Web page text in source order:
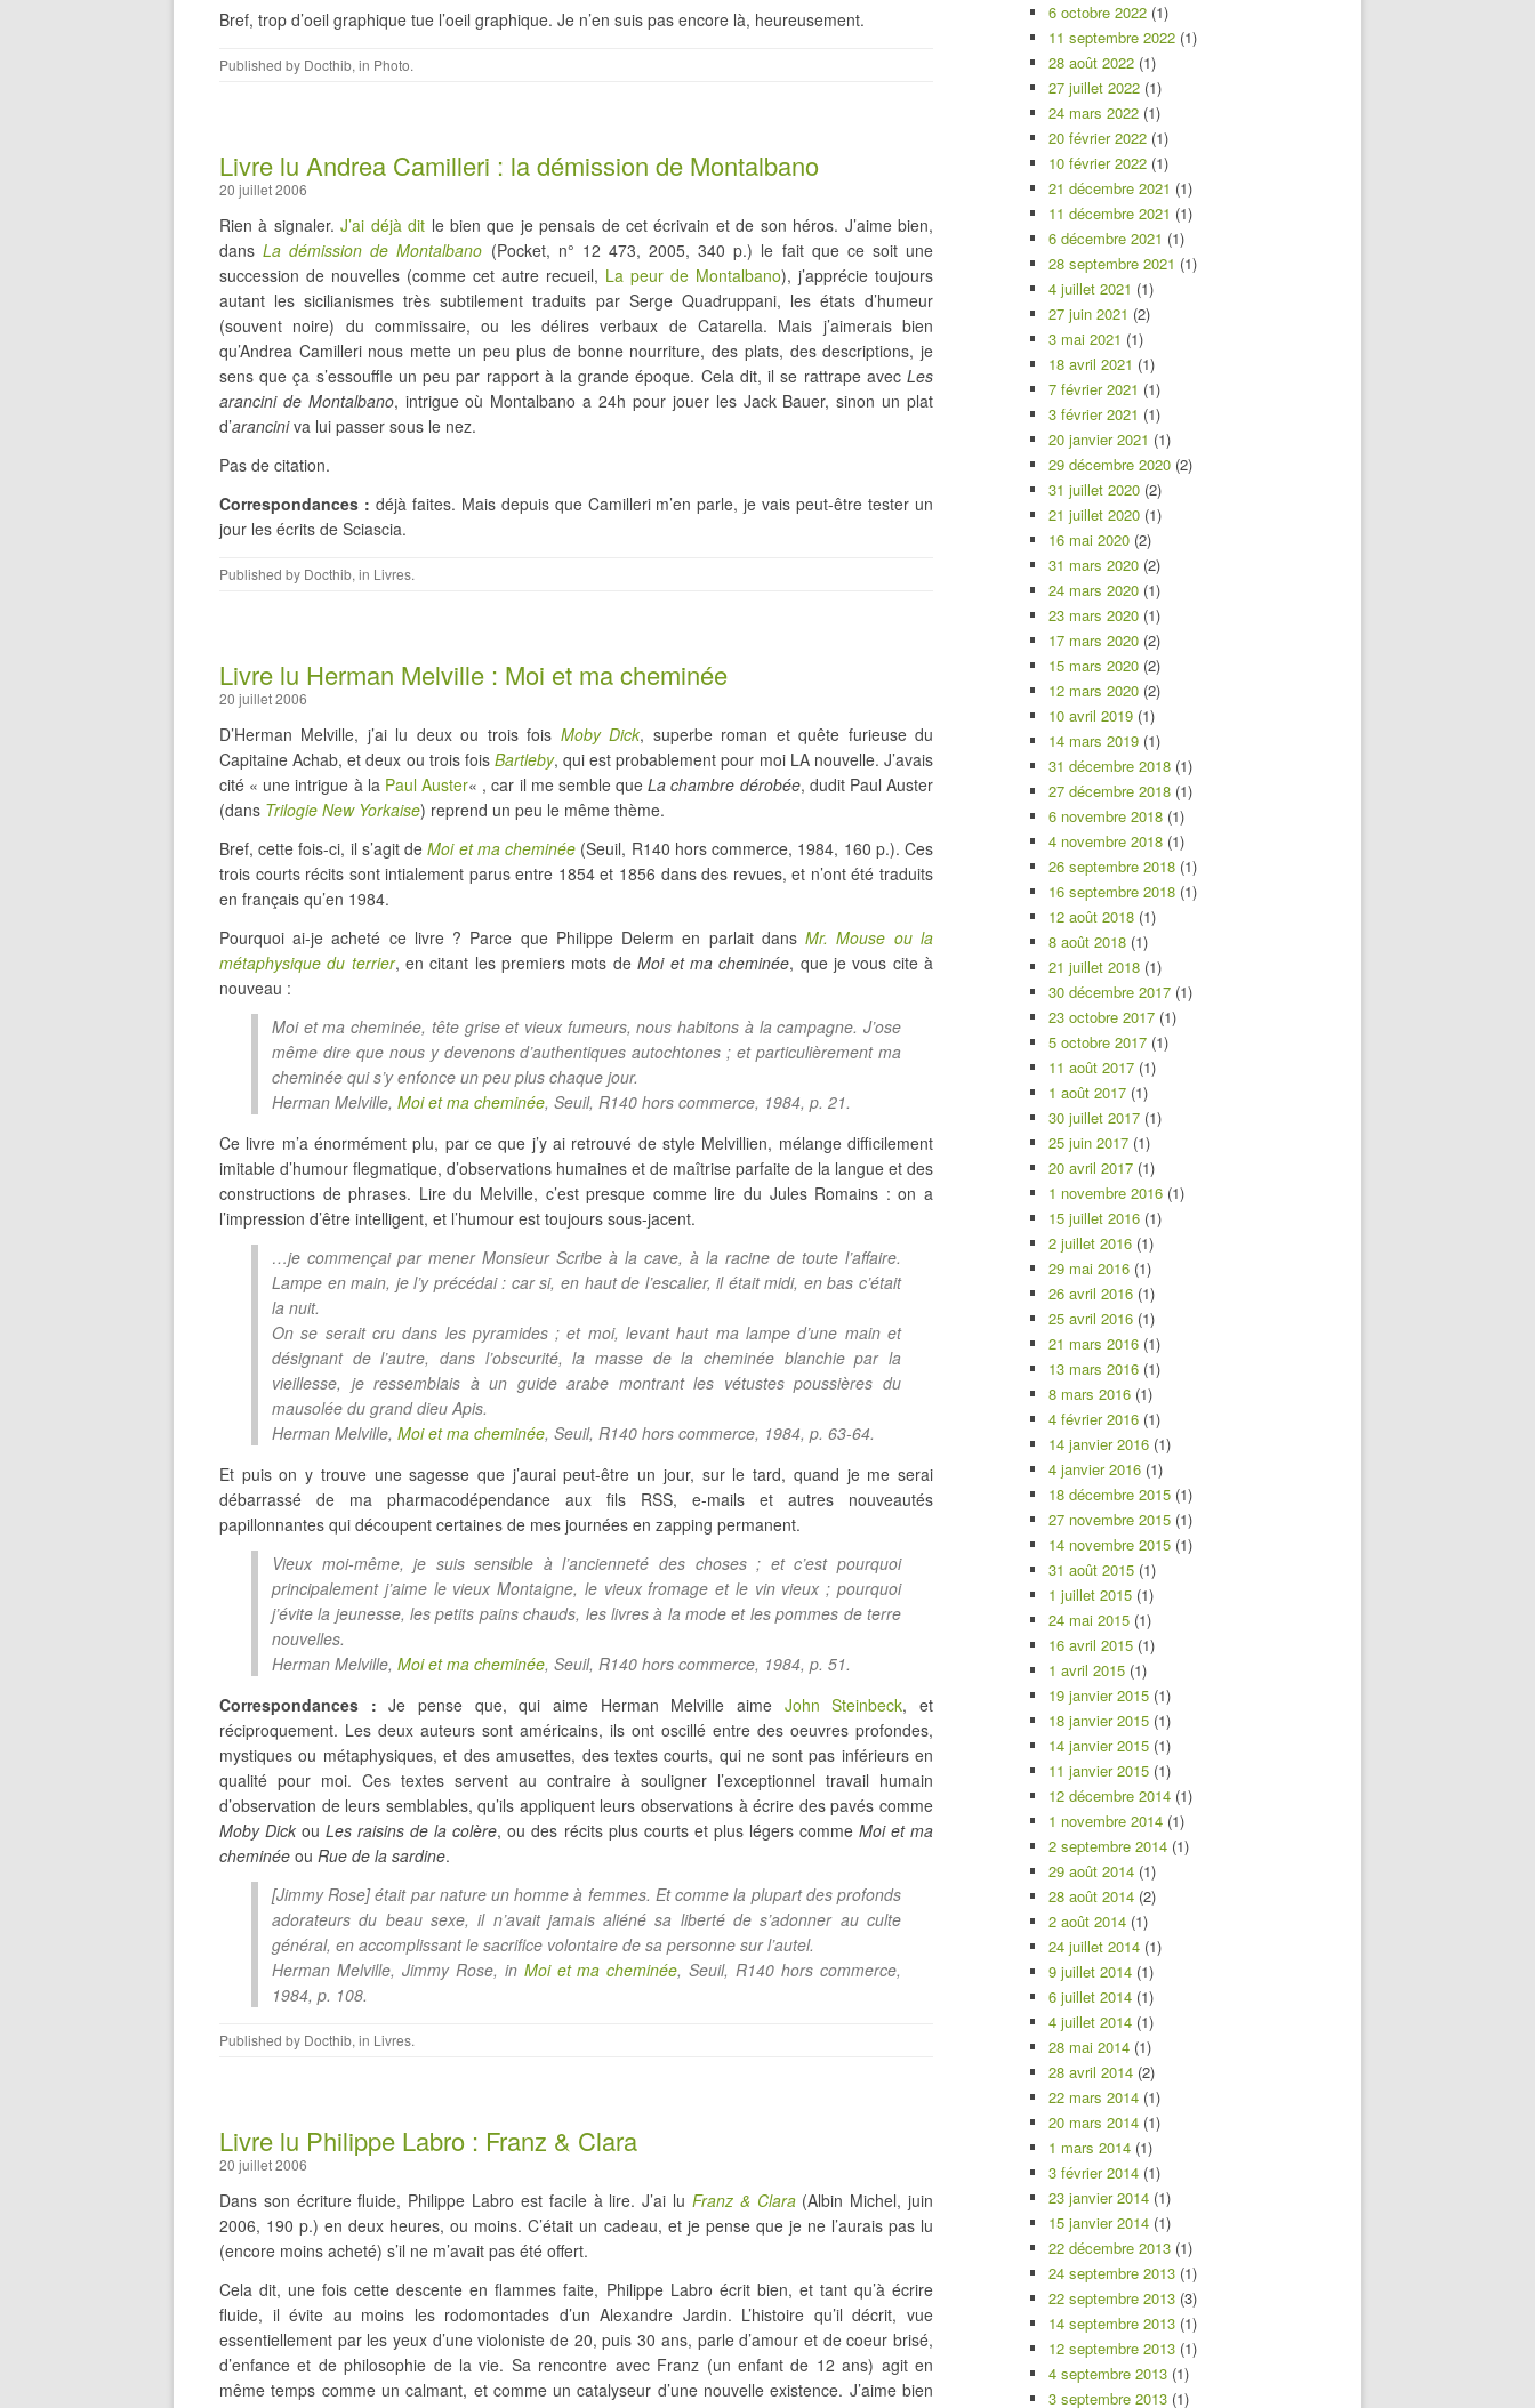
Bref, trop d’oeil graphique tue l’oeil graphique. Je n’en suis pas encore là, heureusement.
Published by Docthib, in Photo.
Livre lu Andrea Camilleri : la démission de Montalbano
20 juillet 2006
Rien à signaler.J’ai déjà dit le bien que je pensais de cet écrivain et de son héros. J’aime bien,
dansLa démission de Montalbano (Pocket, n° 12 473, 2005, 340 p.) le fait que ce soit une
succession de nouvelles (comme cet autre recueil, La peur de Montalbano), j’apprécie toujours
autant les sicilianismes très subtilement traduits par Serge Quadruppani, les états d’humeur
(souvent noire) du commissaire, ou les délires verbaux de Catarella. Mais j’aimerais bien
qu’Andrea Camilleri nous mette un peu plus de bonne nourriture, des plats, des descriptions, je
sens que ça s’essouffle un peu par rapport à la grande époque. Cela dit, il se rattrape avec Les
arancini de Montalbano, intrigue où Montalbano a 24h pour jouer les Jack Bauer, sinon un plat
d’aranciniva lui passer sous le nez.
Pas de citation.
Correspondances : déjà faites. Mais depuis que Camilleri m’en parle, je vais peut-être tester un
jour les écrits de Sciascia.
Published by Docthib, in Livres.
Livre lu Herman Melville : Moi et ma cheminée
20 juillet 2006
D’Herman Melville, j’ai lu deux ou trois fois Moby Dick, superbe roman et quête furieuse du
Capitaine Achab, et deux ou trois fois Bartleby, qui est probablement pour moi LA nouvelle. J’avais
cité « une intrigue à la Paul Auster« , car il me semble queLa chambre dérobée, dudit Paul Auster
(dans Trilogie New Yorkaise) reprend un peu le même thème.
Bref, cette fois-ci, il s’agit deMoi et ma cheminée (Seuil, R140 hors commerce, 1984, 160 p.). Ces
trois courts récits sont intialement parus entre 1854 et 1856 dans des revues, et n’ont été traduits
en français qu’en 1984.
Pourquoi ai-je acheté ce livre ? Parce que Philippe Delerm en parlait dansMr. Mouse ou la
métaphysique du terrier, en citant les premiers mots deMoi et ma cheminée, que je vous cite à
nouveau :
Moi et ma cheminée, tête grise et vieux fumeurs, nous habitons à la campagne. J’ose
même dire que nous y devenons d’authentiques autochtones ; et particulièrement ma
cheminée qui s’y enfonce un peu plus chaque jour.
Herman Melville, Moi et ma cheminée, Seuil, R140 hors commerce, 1984, p. 21.
Ce livre m’a énormément plu, par ce que j’y ai retrouvé de style Melvillien, mélange difficilement
imitable d’humour flegmatique, d’observations humaines et de maîtrise parfaite de la langue et des
constructions de phrases. Lire du Melville, c’est presque comme lire du Jules Romains : on a
l’impression d’être intelligent, et l’humour est toujours sous-jacent.
…je commençai par mener Monsieur Scribe à la cave, à la racine de toute l’affaire.
Lampe en main, je l’y précédai : car si, en haut de l’escalier, il était midi, en bas c’était
la nuit.
On se serait cru dans les pyramides ; et moi, levant haut ma lampe d’une main et
désignant de l’autre, dans l’obscurité, la masse de la cheminée blanchie par la
vieillesse, je ressemblais à un guide arabe montrant les vétustes poussières du
mausolée du grand dieu Apis.
Herman Melville, Moi et ma cheminée, Seuil, R140 hors commerce, 1984, p. 63-64.
Et puis on y trouve une sagesse que j’aurai peut-être un jour, sur le tard, quand je me serai
débarrassé de ma pharmacodépendance aux fils RSS, e-mails et autres nouveautés
papillonnantes qui découpent certaines de mes journées en zapping permanent.
Vieux moi-même, je suis sensible à l’ancienneté des choses ; et c’est pourquoi
principalement j’aime le vieux Montaigne, le vieux fromage et le vin vieux ; pourquoi
j’évite la jeunesse, les petits pains chauds, les livres à la mode et les pommes de terre
nouvelles.
Herman Melville, Moi et ma cheminée, Seuil, R140 hors commerce, 1984, p. 51.
Correspondances :Je pense que, qui aime Herman Melville aime John Steinbeck, et
réciproquement. Les deux auteurs sont américains, ils ont oscillé entre des oeuvres profondes,
mystiques ou métaphysiques, et des amusettes, des textes courts, qui ne sont pas inférieurs en
qualité pour moi. Ces textes servent au contraire à souligner l’exceptionnel travail humain
d’observation de leurs semblables, qu’ils appliquent leurs observations à écrire des pavés comme
Moby Dick ouLes raisins de la colère, ou des récits plus courts et plus légers comme Moi et ma
cheminée ou Rue de la sardine.
[Jimmy Rose] était par nature un homme à femmes. Et comme la plupart des profonds
adorateurs du beau sexe, il n’avait jamais aliéné sa liberté de s’adonner au culte
général, en accomplissant le sacrifice volontaire de sa personne sur l’autel.
Herman Melville, Jimmy Rose, in Moi et ma cheminée, Seuil, R140 hors commerce,
1984, p. 108.
Published by Docthib, in Livres.
Livre lu Philippe Labro : Franz & Clara
20 juillet 2006
Dans son écriture fluide, Philippe Labro est facile à lire. J’ai lu Franz & Clara(Albin Michel, juin
2006, 190 p.) en deux heures, ou moins. C’était un cadeau, et je pense que je ne l’aurais pas lu
(encore moins acheté) s’il ne m’avait pas été offert.
Cela dit, une fois cette descente en flammes faite, Philippe Labro écrit bien, et tant qu’à écrire
fluide, il évite au moins les rodomontades d’un Alexandre Jardin. L’histoire qu’il décrit, vue
essentiellement par les yeux d’une violoniste de 20, puis 30 ans, parle d’amour et de coeur brisé,
d’enfance et de philosophie de la vie. Sa rencontre avec Franz (un enfant de 12 ans) agit en
même temps comme un calmant, et comme un catalyseur d’une nouvelle existence. J’aime bien
6 octobre 2022 (1)
11 septembre 2022 (1)
28 août 2022 (1)
27 juillet 2022 (1)
24 mars 2022 (1)
20 février 2022 (1)
10 février 2022 (1)
21 décembre 2021 (1)
11 décembre 2021 (1)
6 décembre 2021 (1)
28 septembre 2021 (1)
4 juillet 2021 (1)
27 juin 2021 (2)
3 mai 2021 (1)
18 avril 2021 (1)
7 février 2021 (1)
3 février 2021 (1)
20 janvier 2021 (1)
29 décembre 2020 (2)
31 juillet 2020 (2)
21 juillet 2020 (1)
16 mai 2020 (2)
31 mars 2020 (2)
24 mars 2020 (1)
23 mars 2020 (1)
17 mars 2020 (2)
15 mars 2020 (2)
12 mars 2020 (2)
10 avril 2019 (1)
14 mars 2019 (1)
31 décembre 2018 (1)
27 décembre 2018 (1)
6 novembre 2018 (1)
4 novembre 2018 (1)
26 septembre 2018 (1)
16 septembre 2018 (1)
12 août 2018 (1)
8 août 2018 (1)
21 juillet 2018 (1)
30 décembre 2017 (1)
23 octobre 2017 (1)
5 octobre 2017 (1)
11 août 2017 (1)
1 août 2017 (1)
30 juillet 2017 (1)
25 juin 2017 (1)
20 avril 2017 (1)
1 novembre 2016 (1)
15 juillet 2016 (1)
2 juillet 2016 (1)
29 mai 2016 (1)
26 avril 2016 (1)
25 avril 2016 (1)
21 mars 2016 (1)
13 mars 2016 (1)
8 mars 2016 (1)
4 février 2016 (1)
14 janvier 2016 (1)
4 janvier 2016 (1)
18 décembre 2015 (1)
27 novembre 2015 (1)
14 novembre 2015 (1)
31 août 2015 (1)
1 juillet 2015 (1)
24 mai 2015 (1)
16 avril 2015 (1)
1 avril 2015 (1)
19 janvier 2015 (1)
18 janvier 2015 (1)
14 janvier 2015 (1)
11 janvier 2015 (1)
12 décembre 2014 (1)
1 novembre 2014 (1)
2 septembre 2014 (1)
29 août 2014 (1)
28 août 2014 (2)
2 août 2014 (1)
24 juillet 2014 (1)
9 juillet 2014 (1)
6 juillet 2014 (1)
4 juillet 2014 (1)
28 mai 2014 (1)
28 avril 2014 (2)
22 mars 2014 (1)
20 mars 2014 (1)
1 mars 2014 (1)
3 février 2014 (1)
23 janvier 2014 (1)
15 janvier 2014 (1)
22 décembre 2013 (1)
24 septembre 2013 (1)
22 septembre 2013 (3)
14 septembre 2013 (1)
12 septembre 2013 (1)
4 septembre 2013 (1)
3 septembre 2013 (1)